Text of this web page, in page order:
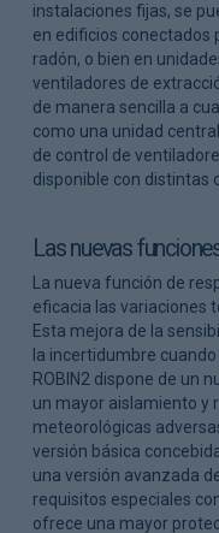
instalaciones fijas, se
en edificios conectados
radón, o bien en
ventiladores de
de manera sencilla a
como una unidad
de control de
disponible con distintas
Las nuevas
La nueva función de
eficacia las variaciones
Esta mejora de la
la incertidumbre
ROBIN2 dispone de un
un mayor aislamiento y
meteorológicas
versión básica
una versión avanzada
requisitos especiales
ofrece una mayor